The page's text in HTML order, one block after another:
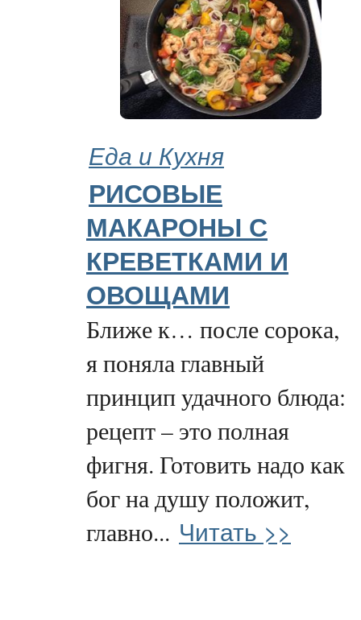
Еда и Кухня
РИСОВЫЕ
МАКАРОНЫ С
КРЕВЕТКАМИ И
ОВОЩАМИ
Ближе к… после сорока,
я поняла главный
принцип удачного блюда:
рецепт – это полная
фигня. Готовить надо как
бог на душу положит,
главно... Читать >>